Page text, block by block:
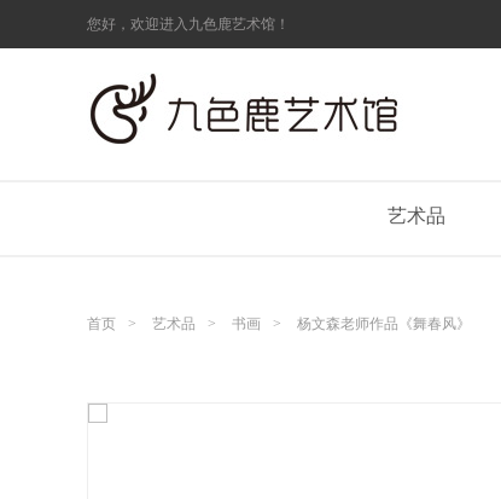
您好，欢迎进入九色鹿艺术馆！
艺术品
首页 > 艺术品 > 书画 > 杨文森老师作品《舞春风》